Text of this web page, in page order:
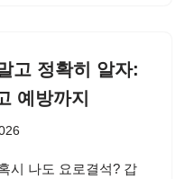
고 정확히 알자:
예방까지
시 나도 요로결석? 갑